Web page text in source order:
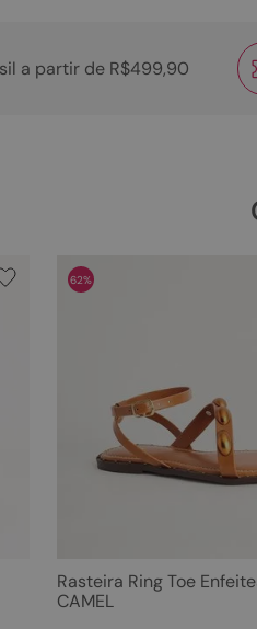
a partir de R$499,90
62%
Rasteira Ring Toe
CAMEL